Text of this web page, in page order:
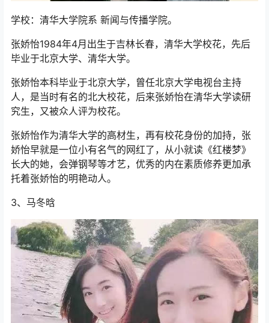
学校：清华大学院系 新闻与传播学院。
张娇怡1984年4月出生于吉林长春，清华大学校花，先后
毕业于北京大学、清华大学。
张娇怡本科毕业于北京大学，曾任北京大学电视台主持
人，是当时有名的北大校花，后来张娇怡在清华大学读研
究生，又被众人评为校花。
张娇怡作为清华大学的高材生，再有校花身份的加持，张
娇怡早就是一位小有名气的网红了，从小就读《红楼梦》
长大的她，会弹钢琴等才艺，优秀的内在素质修养更加承
托着张娇怡的明艳动人。
3、马冬晗